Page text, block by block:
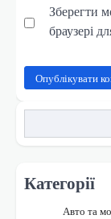
Зберегти
браузері
Категорії
Авто та